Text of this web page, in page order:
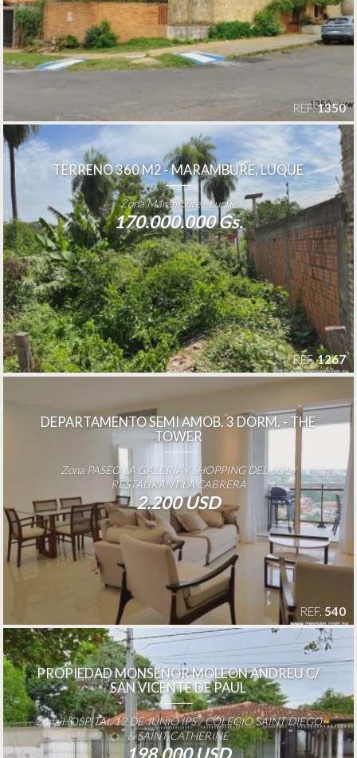
REF.1350
REF.1267
TERRENO 360 M2 - MARAMBURE, LUQUE
Zona Marambure - Luque
170.000.000 Gs.
REF. 540
DEPARTAMENTO SEMI AMOB. 3 DORM. - THE
TOWER
Zona PASEO LA GALERÍA / SHOPPING DEL SOL /
RESTAURANT LA CABRERA
2.200 USD
PROPIEDAD MONSEÑOR MOLEON ANDREU C/
SAN VICENTE DE PAUL
Zona HOSPITAL 12 DE JUNIO IPS / COLEGIO SAINT DIEGO
& SAINT CATHERINE